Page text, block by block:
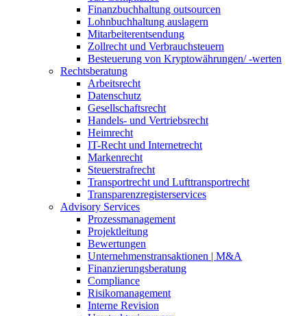
Finanzbuchhaltung outsourcen
Lohnbuchhaltung auslagern
Mitarbeiterentsendung
Zollrecht und Verbrauchsteuern
Besteuerung von Kryptowährungen/ -werten
Rechtsberatung
Arbeitsrecht
Datenschutz
Gesellschaftsrecht
Handels- und Vertriebsrecht
Heimrecht
IT-Recht und Internetrecht
Markenrecht
Steuerstrafrecht
Transportrecht und Lufttransportrecht
Transparenzregisterservices
Advisory Services
Prozessmanagement
Projektleitung
Bewertungen
Unternehmenstransaktionen | M&A
Finanzierungsberatung
Compliance
Risikomanagement
Interne Revision